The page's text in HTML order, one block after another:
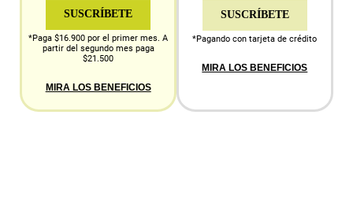
SUSCRÍBETE
*Paga $16.900 por el primer mes. A
partir del segundo mes paga
$21.500
MIRA LOS BENEFICIOS
SUSCRÍBETE
*Pagando con tarjeta de crédito
MIRA LOS BENEFICIOS